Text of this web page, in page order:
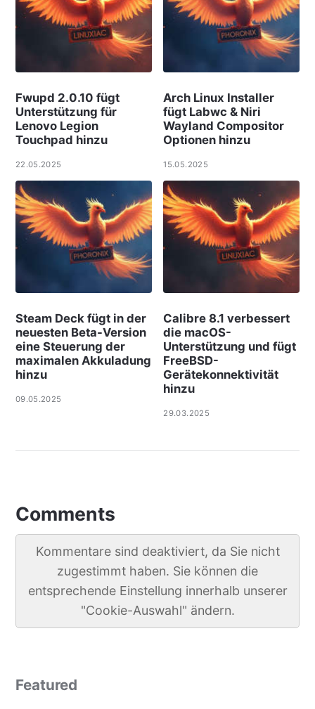
Fwupd 2.0.10 fügt
Unterstützung für
Lenovo Legion
Touchpad hinzu
22.05.2025
Arch Linux Installer
fügt Labwc & Niri
Wayland Compositor
Optionen hinzu
15.05.2025
Steam Deck fügt in der
neuesten Beta-Version
eine Steuerung der
maximalen Akkuladung
hinzu
09.05.2025
Calibre 8.1 verbessert
die macOS-
Unterstützung und fügt
FreeBSD-
Gerätekonnektivität
hinzu
29.03.2025
Comments
Kommentare sind deaktiviert, da Sie nicht
zugestimmt haben. Sie können die
entsprechende Einstellung innerhalb unserer
"Cookie-Auswahl" ändern.
Featured